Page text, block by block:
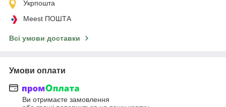
Укрпошта
Meest ПОШТА
Всі умови доставки
Умови оплати
Ви отримаєте замовлення